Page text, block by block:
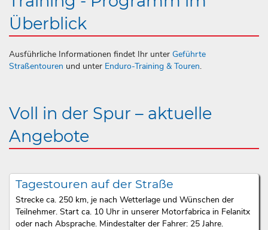
Überblick
Ausführliche Informationen findet Ihr unter Geführte
Straßentouren und unter Enduro-Training & Touren.
Voll in der Spur – aktuelle
Angebote
Tagestouren auf der Straße
Strecke ca. 250 km, je nach Wetterlage und Wünschen der
Teilnehmer. Start ca. 10 Uhr in unserer Motorfabrica in Felanitx
oder nach Absprache. Mindestalter der Fahrer: 25 Jahre.